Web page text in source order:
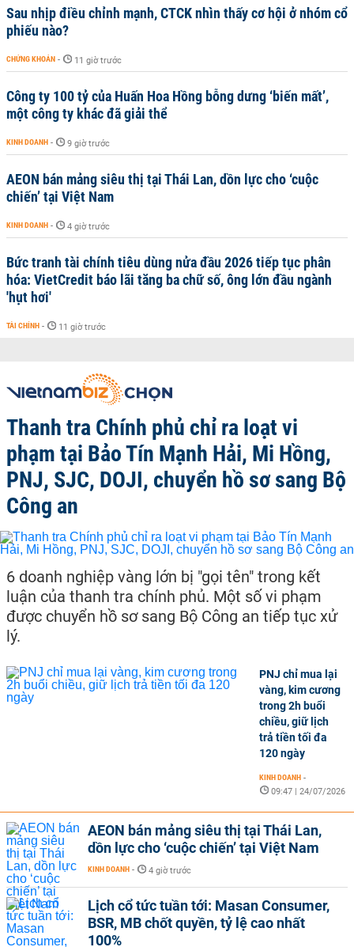
Sau nhịp điều chỉnh mạnh, CTCK nhìn thấy cơ hội ở nhóm cổ
phiếu nào?
CHỨNG KHOÁN - 11 giờ trước
Công ty 100 tỷ của Huấn Hoa Hồng bỗng dưng ‘biến mất’,
một công ty khác đã giải thể
KINH DOANH - 9 giờ trước
AEON bán mảng siêu thị tại Thái Lan, dồn lực cho ‘cuộc
chiến’ tại Việt Nam
KINH DOANH - 4 giờ trước
Bức tranh tài chính tiêu dùng nửa đầu 2026 tiếp tục phân
hóa: VietCredit báo lãi tăng ba chữ số, ông lớn đầu ngành
'hụt hơi'
TÀI CHÍNH - 11 giờ trước
Thanh tra Chính phủ chỉ ra loạt vi
phạm tại Bảo Tín Mạnh Hải, Mi Hồng,
PNJ, SJC, DOJI, chuyển hồ sơ sang Bộ
Công an
6 doanh nghiệp vàng lớn bị "gọi tên" trong kết
luận của thanh tra chính phủ. Một số vi phạm
được chuyển hồ sơ sang Bộ Công an tiếp tục xử
lý.
PNJ chỉ mua lại
vàng, kim cương
trong 2h buổi
chiều, giữ lịch
trả tiền tối đa
120 ngày
KINH DOANH -
09:47 | 24/07/2026
AEON bán mảng siêu thị tại Thái Lan,
dồn lực cho ‘cuộc chiến’ tại Việt Nam
KINH DOANH - 4 giờ trước
Lịch cổ tức tuần tới: Masan Consumer,
BSR, MB chốt quyền, tỷ lệ cao nhất
100%